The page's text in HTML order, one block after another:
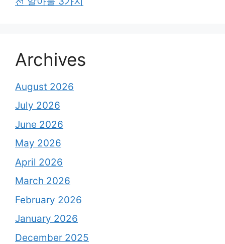
Archives
August 2026
July 2026
June 2026
May 2026
April 2026
March 2026
February 2026
January 2026
December 2025